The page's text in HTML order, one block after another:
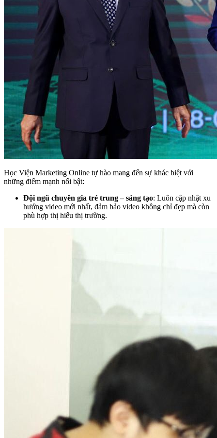
Học Viện Marketing Online tự hào mang đến sự khác biệt với
những điểm mạnh nổi bật:
Đội ngũ chuyên gia trẻ trung – sáng tạo: Luôn cập nhật xu
hướng video mới nhất, đảm bảo video không chỉ đẹp mà còn
phù hợp thị hiếu thị trường.